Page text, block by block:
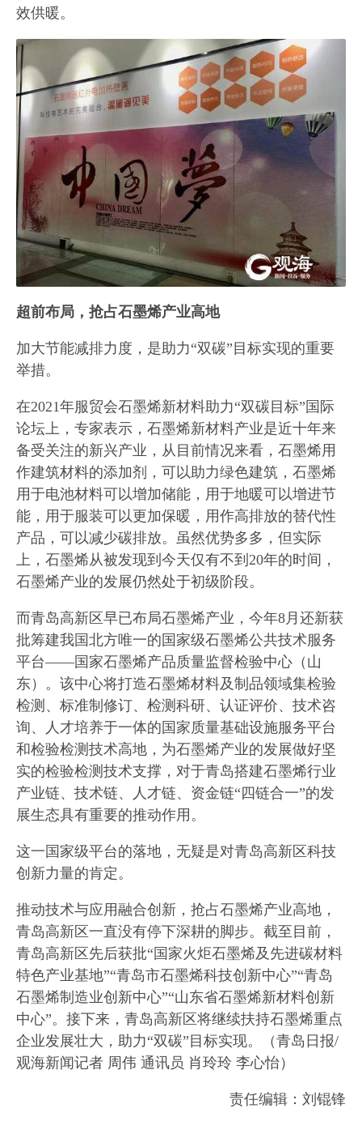
效供暖。
超前布局，抢占石墨烯产业高地
加大节能减排力度，是助力“双碳”目标实现的重要
举措。
在2021年服贸会石墨烯新材料助力“双碳目标”国际
论坛上，专家表示，石墨烯新材料产业是近十年来
备受关注的新兴产业，从目前情况来看，石墨烯用
作建筑材料的添加剂，可以助力绿色建筑，石墨烯
用于电池材料可以增加储能，用于地暖可以增进节
能，用于服装可以更加保暖，用作高排放的替代性
产品，可以减少碳排放。虽然优势多多，但实际
上，石墨烯从被发现到今天仅有不到20年的时间，
石墨烯产业的发展仍然处于初级阶段。
而青岛高新区早已布局石墨烯产业，今年8月还新获
批筹建我国北方唯一的国家级石墨烯公共技术服务
平台——国家石墨烯产品质量监督检验中心（山
东）。该中心将打造石墨烯材料及制品领域集检验
检测、标准制修订、检测科研、认证评价、技术咨
询、人才培养于一体的国家质量基础设施服务平台
和检验检测技术高地，为石墨烯产业的发展做好坚
实的检验检测技术支撑，对于青岛搭建石墨烯行业
产业链、技术链、人才链、资金链“四链合一”的发
展生态具有重要的推动作用。
这一国家级平台的落地，无疑是对青岛高新区科技
创新力量的肯定。
推动技术与应用融合创新，抢占石墨烯产业高地，
青岛高新区一直没有停下深耕的脚步。截至目前，
青岛高新区先后获批“国家火炬石墨烯及先进碳材料
特色产业基地”“青岛市石墨烯科技创新中心”“青岛
石墨烯制造业创新中心”“山东省石墨烯新材料创新
中心”。接下来，青岛高新区将继续扶持石墨烯重点
企业发展壮大，助力“双碳”目标实现。（青岛日报/
观海新闻记者 周伟 通讯员 肖玲玲 李心怡）
责任编辑：刘锟锋